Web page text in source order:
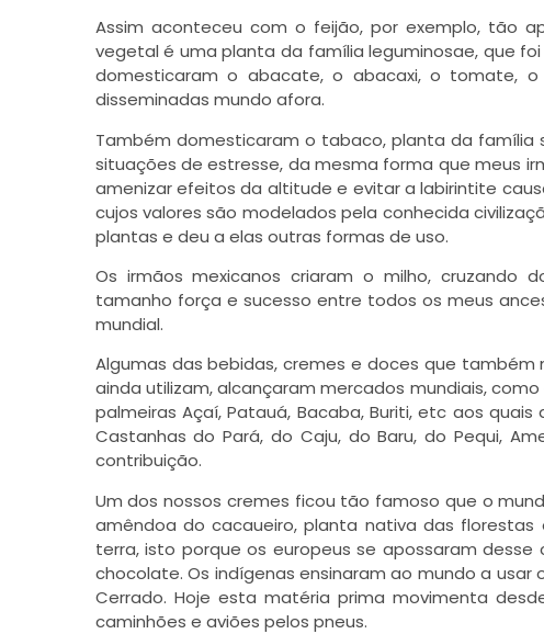
Assim aconteceu com o feijão, por exemplo, tão
vegetal é uma planta da família leguminosae, que
domesticaram o abacate, o abacaxi, o tomate,
disseminadas mundo afora.
Também domesticaram o tabaco, planta da família
situações de estresse, da mesma forma que meus
amenizar efeitos da altitude e evitar a labirintite
cujos valores são modelados pela conhecida
plantas e deu a elas outras formas de uso.
Os irmãos mexicanos criaram o milho, cruzando
tamanho força e sucesso entre todos os meus
mundial.
Algumas das bebidas, cremes e doces que
ainda utilizam, alcançaram mercados mundiais,
palmeiras Açaí, Patauá, Bacaba, Buriti, etc aos
Castanhas do Pará, do Caju, do Baru, do Pequi,
contribuição.
Um dos nossos cremes ficou tão famoso que o
amêndoa do cacaueiro, planta nativa das
terra, isto porque os europeus se apossaram
chocolate. Os indígenas ensinaram ao mundo a
Cerrado. Hoje esta matéria prima movimenta
caminhões e aviões pelos pneus.